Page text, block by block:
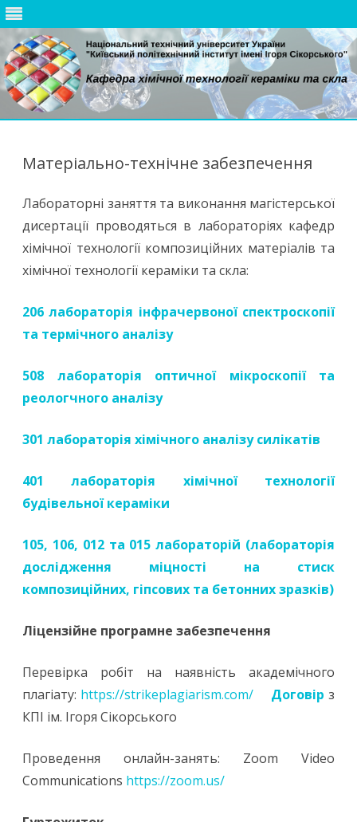
Матеріально-технічне забезпечення
Лабораторні заняття та виконання магістерської
дисертації проводяться в лабораторіях кафедр
хімічної технології композиційних матеріалів та
хімічної технології кераміки та скла:
206 лабораторія інфрачервоної спектроскопії
та термічного аналізу
508 лабораторія оптичної мікроскопії та
реологчного аналізу
301 лабораторія хімічного аналізу силікатів
401 лабораторія хімічної технології
будівельної кераміки
105, 106, 012 та 015 лабораторій (лабораторія
дослідження міцності на стиск
композиційних, гіпсових та бетонних зразків)
Ліцензійне програмне забезпечення
Перевірка робіт на наявність академічного
плагіату: https://strikeplagiarism.com/ Договір з
КПІ ім. Ігоря Сікорського
Проведення онлайн-занять: Zoom Video
Communications https://zoom.us/